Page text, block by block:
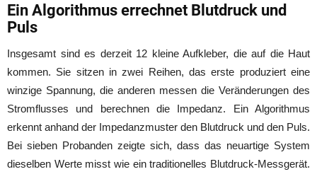
Ein Algorithmus errechnet Blutdruck und
Puls
Insgesamt sind es derzeit 12 kleine Aufkleber, die auf die Haut
kommen. Sie sitzen in zwei Reihen, das erste produziert eine
winzige Spannung, die anderen messen die Veränderungen des
Stromflusses und berechnen die Impedanz. Ein Algorithmus
erkennt anhand der Impedanzmuster den Blutdruck und den Puls.
Bei sieben Probanden zeigte sich, dass das neuartige System
dieselben Werte misst wie ein traditionelles Blutdruck-Messgerät.